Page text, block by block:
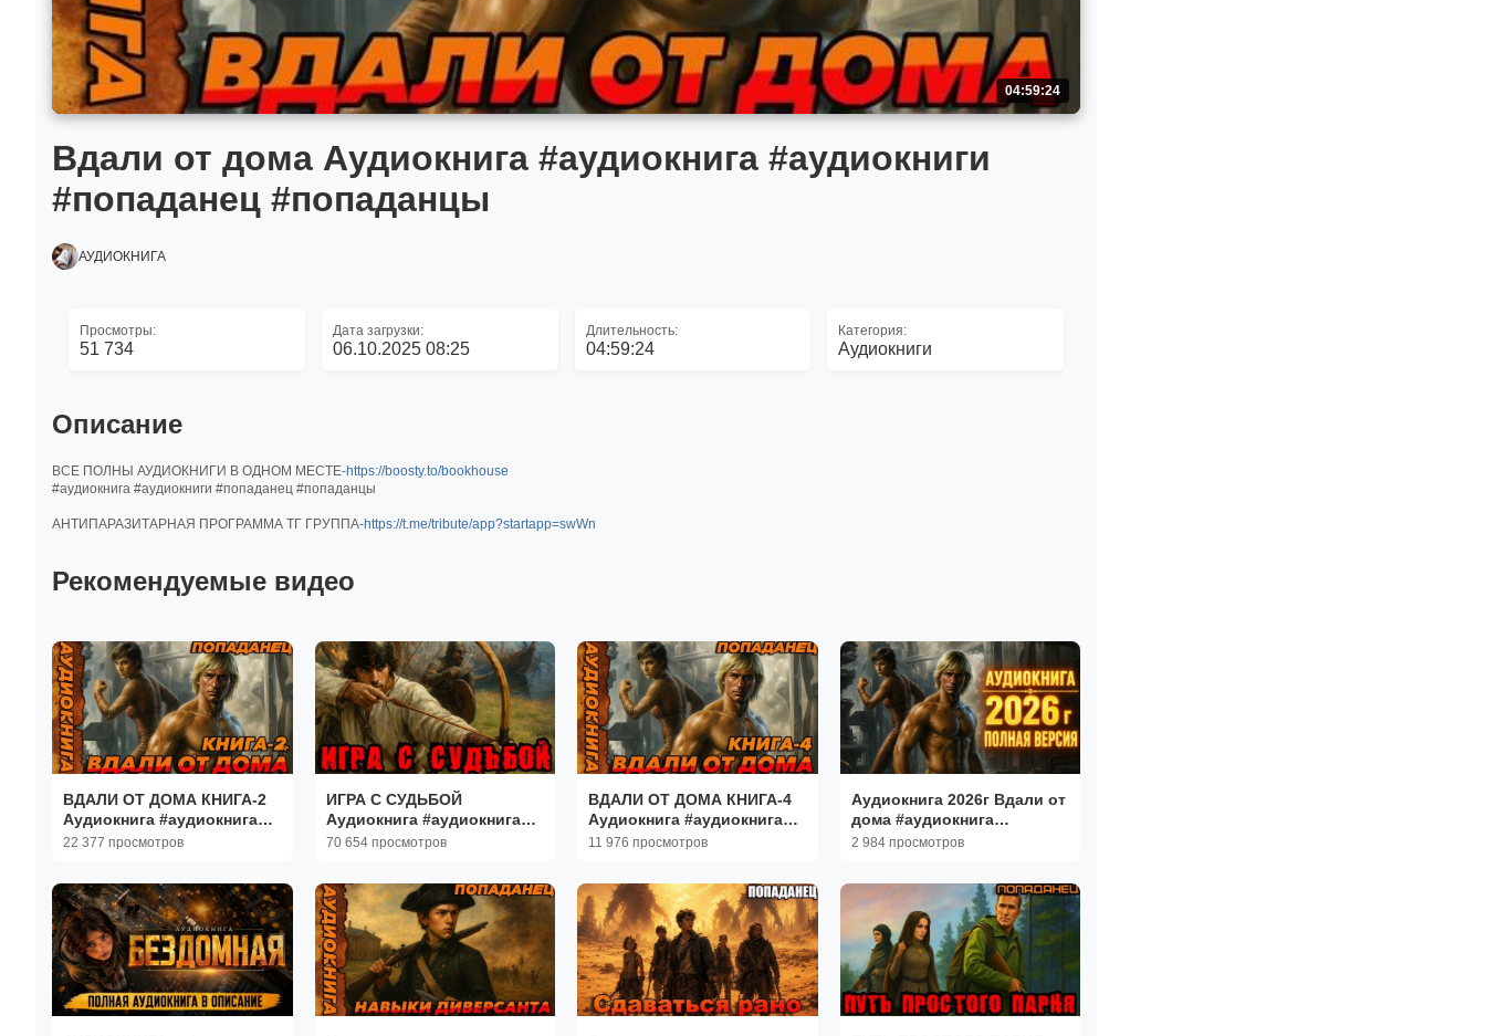
04:59:24
Вдали от дома Аудиокнига #аудиокнига #аудиокниги
#попаданец #попаданцы
АУДИОКНИГА
Просмотры:
51 734
Дата загрузки:
06.10.2025 08:25
Длительность:
04:59:24
Категория:
Аудиокниги
Описание
ВСЕ ПОЛНЫ АУДИОКНИГИ В ОДНОМ МЕСТЕ-https://boosty.to/bookhouse
#аудиокнига #аудиокниги #попаданец #попаданцы
АНТИПАРАЗИТАРНАЯ ПРОГРАММА ТГ ГРУППА-https://t.me/tribute/app?startapp=swWn
Рекомендуемые видео
ВДАЛИ ОТ ДОМА КНИГА-2
Аудиокнига #аудиокнига
#аудиокниги #попаданец
22 377 просмотров
ИГРА С СУДЬБОЙ
Аудиокнига #аудиокнига
#аудиокниги #попаданец
70 654 просмотров
ВДАЛИ ОТ ДОМА КНИГА-4
Аудиокнига #аудиокнига
#аудиокниги #попаданец
11 976 просмотров
Аудиокнига 2026г Вдали от
дома #аудиокнига
#аудиокниги #попаданец
2 984 просмотров